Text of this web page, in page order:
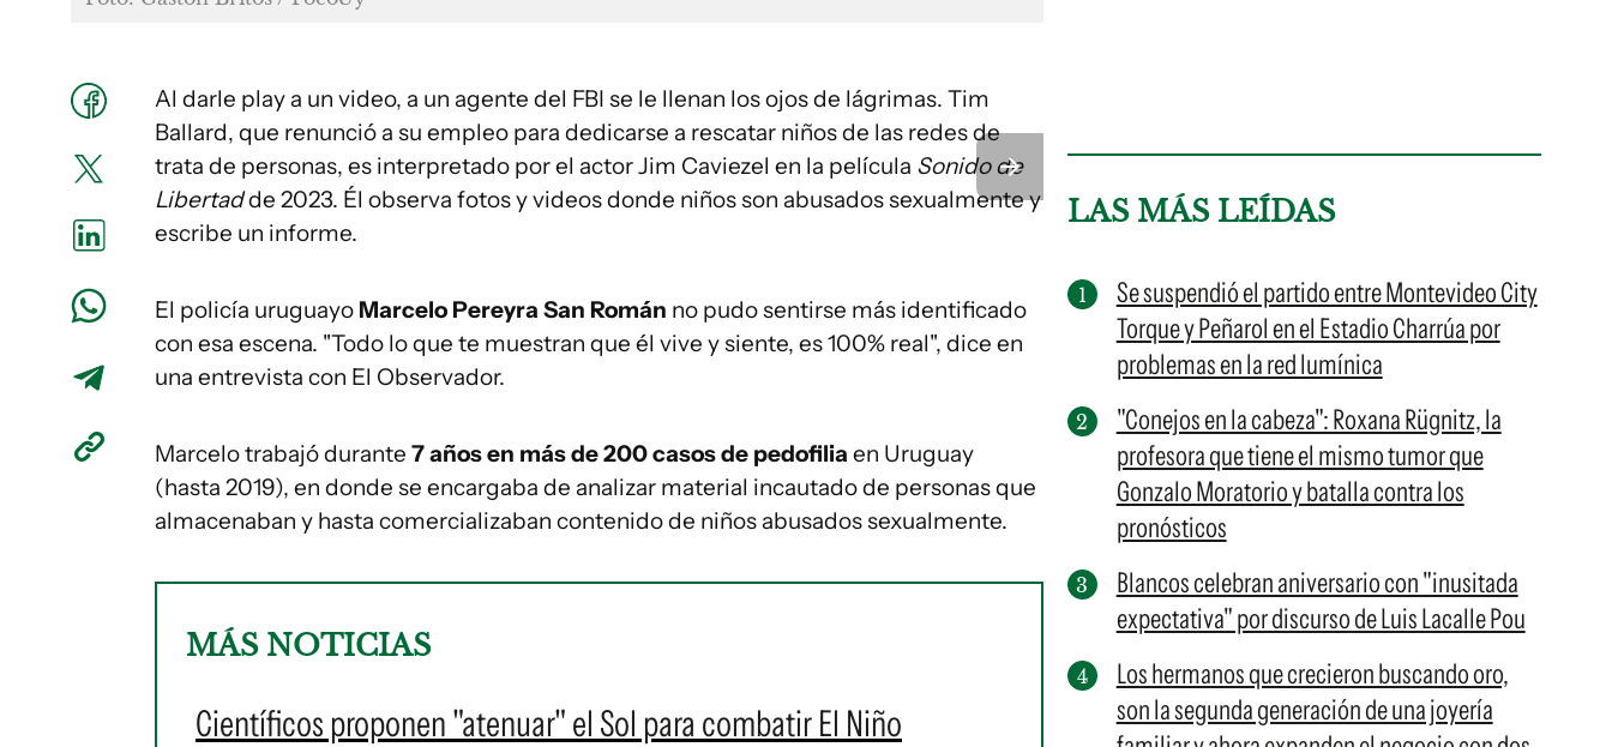
Al darle play a un video, a un agente del FBI se le llenan los ojos de lágrimas. Tim
Ballard, que renunció a su empleo para dedicarse a rescatar niños de las redes de
trata de personas, es interpretado por el actor Jim Caviezel en la película Sonido de
Libertadde 2023. Él observa fotos y videos donde niños son abusados sexualmente y
escribe un informe.
El policía uruguayo Marcelo Pereyra San Román no pudo sentirse más identificado
con esa escena. "Todo lo que te muestran que él vive y siente, es 100% real", dice en
una entrevista con El Observador.
Marcelo trabajó durante 7 años en más de 200 casos de pedofilia en Uruguay
(hasta 2019), en donde se encargaba de analizar material incautado de personas que
almacenaban y hasta comercializaban contenido de niños abusados sexualmente.
MÁS NOTICIAS
Científicos proponen "atenuar" el Sol para combatir El Niño
LAS MÁS LEÍDAS
Se suspendió el partido entre Montevideo City
Torque y Peñarol en el Estadio Charrúa por
problemas en la red lumínica
"Conejos en la cabeza": Roxana Rügnitz, la
profesora que tiene el mismo tumor que
Gonzalo Moratorio y batalla contra los
pronósticos
Blancos celebran aniversario con "inusitada
expectativa" por discurso de Luis Lacalle Pou
Los hermanos que crecieron buscando oro,
son la segunda generación de una joyería